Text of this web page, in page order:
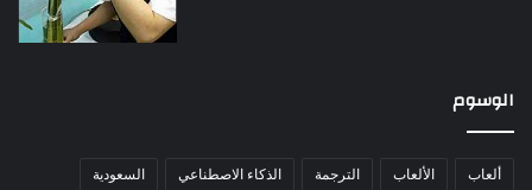
الوسوم
ألعاب الألعاب الترجمة الذكاء الاصطناعي السعودية